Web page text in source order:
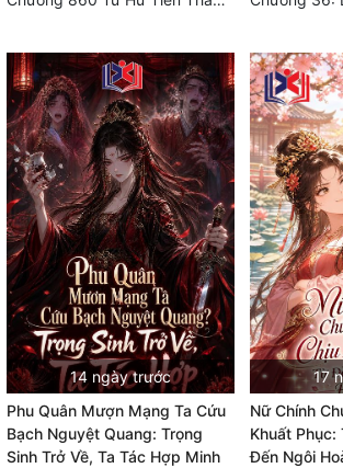
14 ngày trước
Phu Quân Mượn Mạng Ta Cứu
Bạch Nguyệt Quang: Trọng
Sinh Trở Về, Ta Tác Hợp Minh
17
Nữ Chính
Khuất Phục:
Đến Ngôi